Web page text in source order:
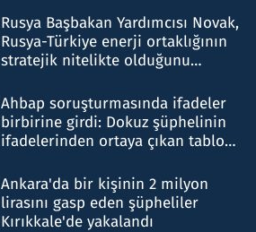
Rusya Başbakan Yardımcısı Novak,
Rusya-Türkiye enerji ortaklığının
stratejik nitelikte olduğunu
Ahbap soruşturmasında ifadeler
birbirine girdi: Dokuz şüphelinin
ifadelerinden ortaya çıkan tablo
Ankara'da bir kişinin 2 milyon
lirasını gasp eden şüpheliler
Kırıkkale'de yakalandı